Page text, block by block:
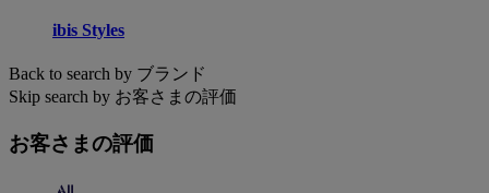
ibis Styles
Back to search by ブランド
Skip search by お客さまの評価
お客さまの評価